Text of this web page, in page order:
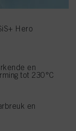
Hero
en
tot 230°C
en